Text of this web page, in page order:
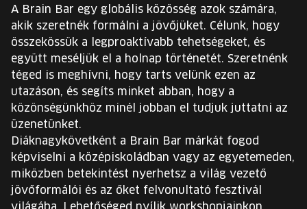
KOSÁR
EN
Change
language:
EN
A Brain Bar egy globális közösség azok számára,
akik szeretnék formálni a jövőjüket. Célunk, hogy
összekössük a legproaktívabb tehetségeket, és
együtt meséljük el a holnap történetét. Szeretnénk
téged is meghívni, hogy tarts velünk ezen az
utazáson, és segíts minket abban, hogy a
közönségünkhöz minél jobban el tudjuk juttatni az
üzenetünket.
Diáknagykövetként a Brain Bar márkát fogod
képviselni a középiskoládban vagy az egyetemeden,
miközben betekintést nyerhetsz a világ vezető
jövőformálói és az őket felvonultató fesztivál